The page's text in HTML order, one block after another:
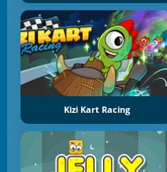
Kizi Kart Racing